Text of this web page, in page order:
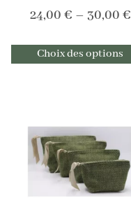
24,00 € – 30,00 €
Choix des options